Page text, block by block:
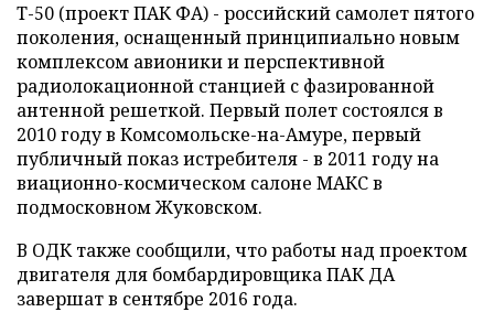
Т-50 (проект ПАК ФА) - российский самолет пятого
поколения, оснащенный принципиально новым
комплексом авионики и перспективной
радиолокационной станцией с фазированной
антенной решеткой. Первый полет состоялся в
2010 году в Комсомольске-на-Амуре, первый
публичный показ истребителя - в 2011 году на
виационно-космическом салоне МАКС в
подмосковном Жуковском.
В ОДК также сообщили, что работы над проектом
двигателя для бомбардировщика ПАК ДА
завершат в сентябре 2016 года.